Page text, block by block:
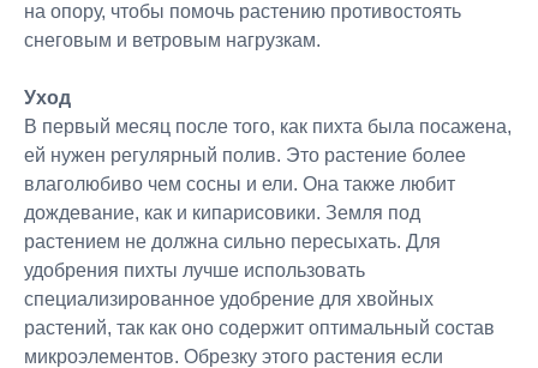
на опору, чтобы помочь растению противостоять
снеговым и ветровым нагрузкам.
Уход
В первый месяц после того, как пихта была посажена,
ей нужен регулярный полив. Это растение более
влаголюбиво чем сосны и ели. Она также любит
дождевание, как и кипарисовики. Земля под
растением не должна сильно пересыхать. Для
удобрения пихты лучше использовать
специализированное удобрение для хвойных
растений, так как оно содержит оптимальный состав
микроэлементов. Обрезку этого растения если